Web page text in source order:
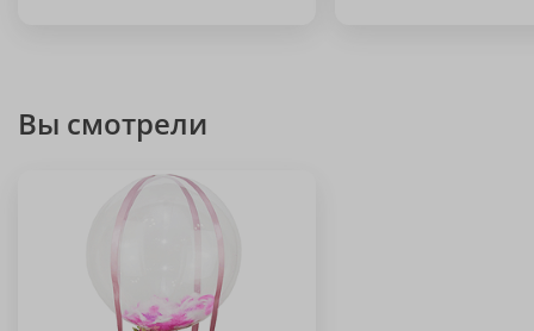
Вы смотрели